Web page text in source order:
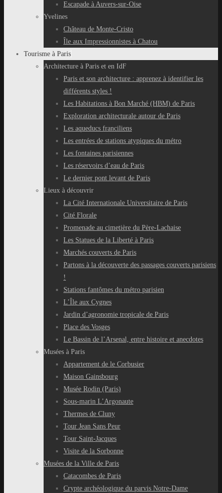
Escapade à Auvers-sur-Oise
Yvelines
Château de Monte-Cristo
Île aux Impressionnistes à Chatou
Tourisme à Paris
Architecture à Paris et en IdF
Paris et son architecture : apprenez à identifier les
différents styles !
Les Habitations à Bon Marché (HBM) de Paris
Exploration architecturale autour de Paris
Les aqueducs franciliens
Les entrées de stations atypiques du métro
Les fontaines parisiennes
Les réservoirs d’eau de Paris
Le dernier pont levant de Paris
Lieux à découvrir
La Cité Internationale Universitaire de Paris
Cité Florale
Promenade au cimetière du Père-Lachaise
Les Statues de la Liberté à Paris
Marchés couverts de Paris
Partons à la découverte des passages couverts parisiens
!
Stations fantômes du métro parisien
L’Île aux Cygnes
Jardin d’agronomie tropicale de Paris
Place des Vosges
Le Bassin de l’Arsenal, entre histoire et anecdotes
Musées à Paris
Appartement de le Corbusier
Maison Gainsbourg
Musée Rodin (Paris)
Sous-marin L’Argonaute
Thermes de Cluny
Tour Jean Sans Peur
Tour Saint-Jacques
Visite de la Sorbonne
Musées de la Ville de Paris
Catacombes de Paris
Crypte archéologique du parvis Notre-Dame